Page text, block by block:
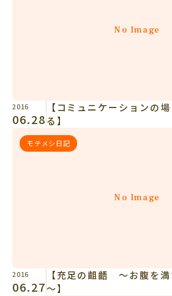
No Image
2016
06.28
【コミュニケーションの
る】
No Image
モテメシ日記
2016
06.27
【充足の齟齬 ～お腹を
～】